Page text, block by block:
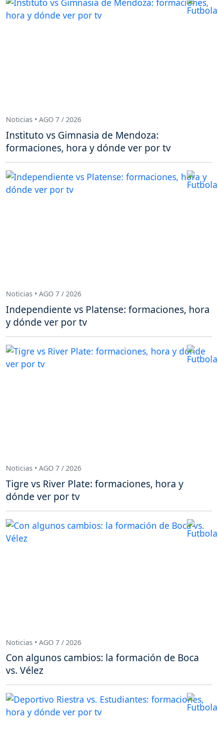
Noticias • AGO 7 / 2026
Instituto vs Gimnasia de Mendoza:
formaciones, hora y dónde ver por tv
Noticias • AGO 7 / 2026
Independiente vs Platense: formaciones, hora
y dónde ver por tv
Noticias • AGO 7 / 2026
Tigre vs River Plate: formaciones, hora y
dónde ver por tv
Noticias • AGO 7 / 2026
Con algunos cambios: la formación de Boca
vs. Vélez